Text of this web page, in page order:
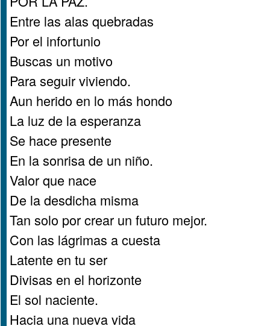
Entre las alas quebradas
Por el infortunio
Buscas un motivo
Para seguir viviendo.
Aun herido en lo más hondo
La luz de la esperanza
Se hace presente
En la sonrisa de un niño.
Valor que nace
De la desdicha misma
Tan solo por crear un futuro mejor.
Con las lágrimas a cuesta
Latente en tu ser
Divisas en el horizonte
El sol naciente.
Hacia una nueva vida